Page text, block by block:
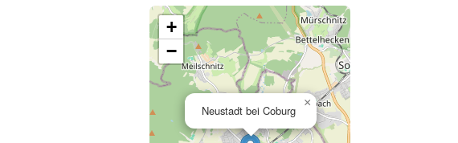
Neustadt bei Coburg
×
+
−